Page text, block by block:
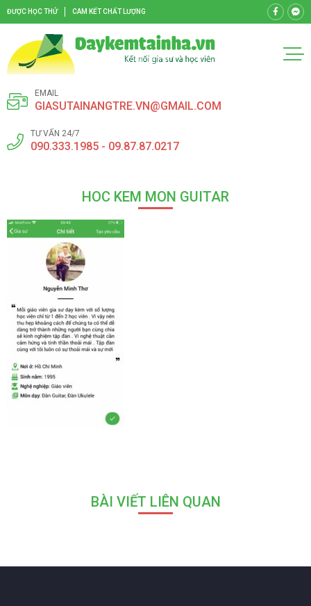
ĐƯỢC HỌC THỬ CAM KẾT CHẤT LƯỢNG
EMAIL
GIASUTAINANGTRE.VN@GMAIL.COM
TƯ VẤN 24/7
090.333.1985 - 09.87.87.0217
HOC KEM MON GUITAR
BÀI VIẾT LIÊN QUAN